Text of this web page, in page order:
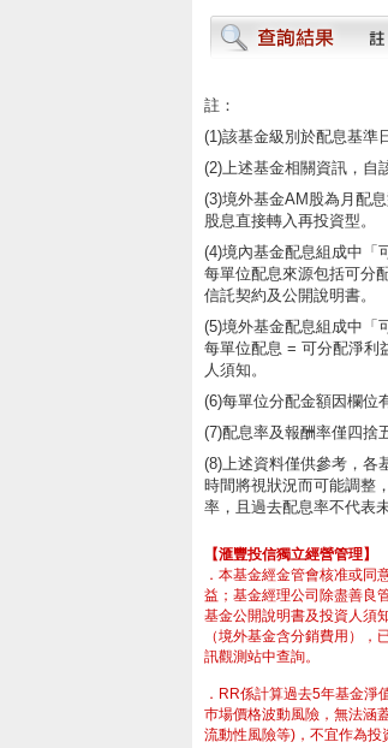
註：
(1)該基金級別於配息基準
(2)上述基金相關資訊，自
(3)境外基金AM股為月配
股息直接轉入再投資型。
(4)境內基金配息組成中「
每單位配息來源包括可分
信託契約及公開說明書。
(5)境外基金配息組成中「
每單位配息 = 可分配淨利
人須知。
(6)每單位分配金額因欄位
(7)配息率及報酬率僅四捨
(8)上述資料僅供參考，各
時間將視狀況而可能調整
率，且過去配息率不代表
【滙豐投信獨立經營管理】
．本基金經金管會核准或同
益；基金經理公司除盡善良
基金公開說明書及投資人須
（境外基金含分銷費用）
訊觀測站中查詢。
．RR係計算過去5年基金
巿場價格波動風險，無法涵
流動性風險等)，不宜作為投